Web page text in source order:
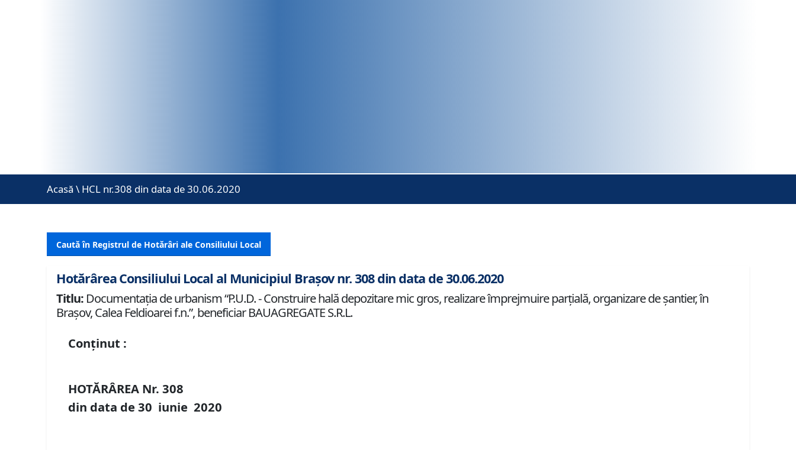
Acasă \ HCL nr.308 din data de 30.06.2020
Caută în Registrul de Hotărâri ale Consiliului Local
Hotărârea Consiliului Local al Municipiul Brașov nr. 308 din data de 30.06.2020
Titlu: Documentaţia de urbanism “P.U.D. - Construire hală depozitare mic gros, realizare împrejmuire parţială, organizare de şantier, în
Braşov, Calea Feldioarei f.n.”, beneficiar BAUAGREGATE S.R.L.
Conținut :
HOTĂRÂREA Nr.308
din data de30 iunie2020